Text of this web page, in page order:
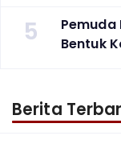
5
Pemuda
Bentuk
Berita